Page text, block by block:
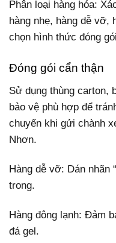
Phân loại hàng hóa:
hàng nhẹ, hàng dễ vỡ,
chọn hình thức đóng
Đóng gói cẩn thận
Sử dụng thùng carton,
bảo vệ phù hợp để
chuyển khi gửi chành
Nhơn.
Hàng dễ vỡ: Dán nhãn
trong.
Hàng đông lạnh: Đảm
đá gel.